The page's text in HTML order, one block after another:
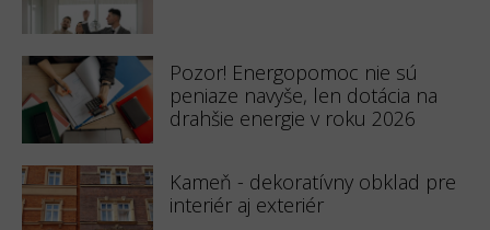
Pozor! Energopomoc nie sú
peniaze navyše, len dotácia na
drahšie energie v roku 2026
Kameň - dekoratívny obklad pre
interiér aj exteriér